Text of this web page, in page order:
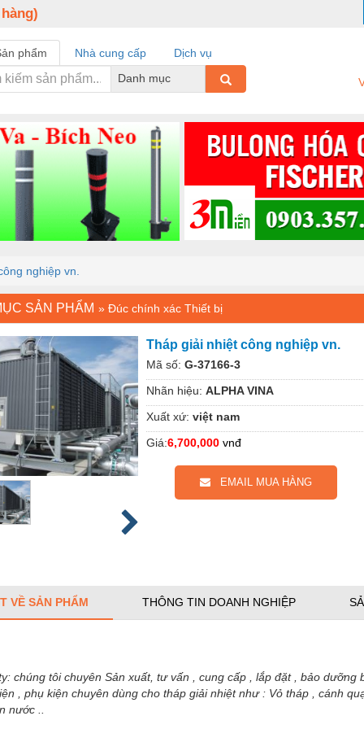
phẩm Nhà cung cấp
Dịch vụ
Danh mục
nghiệp vn.
SẢN PHẨM » Đúc chính xác Thiết bị
Tháp giải nhiệt công nghiệp vn.
Mã số: G-37166-3
Nhãn hiệu: ALPHA VINA
Xuất xứ: việt nam
Giá:6,700,000 vnđ
EMAIL MUA HÀNG
VỀ SẢN PHẨM THÔNG TIN DOANH NGHIỆP
chúng tôi chuyên Sản xuất, tư vấn , cung cấp , lắp đặt , bảo
, phụ kiện chuyên dùng cho tháp giải nhiệt như : Vỏ tháp , cánh
nước ..